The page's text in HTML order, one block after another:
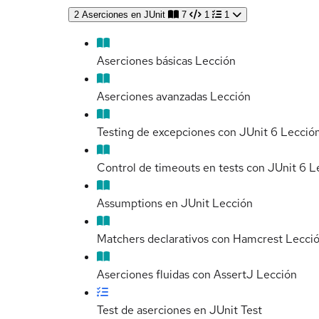
2 Aserciones en JUnit 7 1 1
Aserciones básicas Lección
Aserciones avanzadas Lección
Testing de excepciones con JUnit 6
Control de timeouts en tests con JUnit 6
Assumptions en JUnit Lección
Matchers declarativos con Hamcrest
Aserciones fluidas con AssertJ Lección
Test de aserciones en JUnitTest